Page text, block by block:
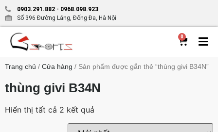
0903.291.882 - 0968.098.923
Số 396 Đường Láng, Đống Đa, Hà Nội
0
Trang chủ / Cửa hàng / Sản phẩm được gắn thẻ “thùng givi B34N”
thùng givi B34N
Hiển thị tất cả 2 kết quả